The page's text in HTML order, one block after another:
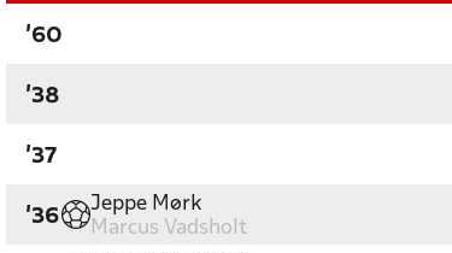
'60
'38
'37
'36
Jeppe Mørk
Marcus Vadsholt